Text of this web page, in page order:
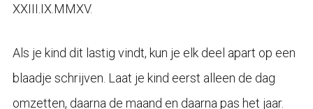
XXIII.IX.MMXV.
Als je kind dit lastig vindt, kun je elk deel apart op een
blaadje schrijven. Laat je kind eerst alleen de dag
omzetten, daarna de maand en daarna pas het jaar.